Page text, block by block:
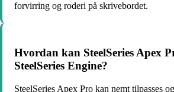
forvirring og roderi på skrivebordet.
Hvordan kan SteelSeries Apex
SteelSeries Engine?
SteelSeries Apex Pro kan nemt tilpasses